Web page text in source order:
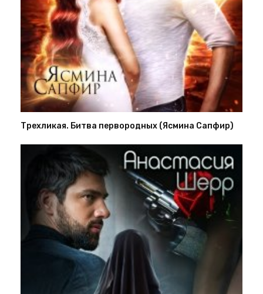
Трехликая. Битва первородных (Ясмина Сапфир)